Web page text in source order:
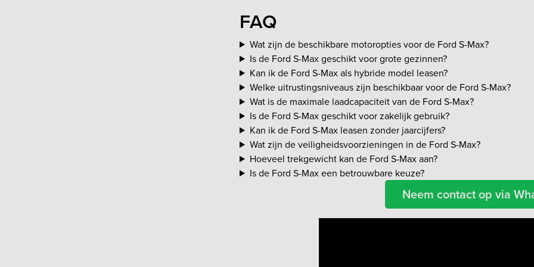
FAQ
Wat zijn de beschikbare motoropties voor de Ford S-Max?
Is de Ford S-Max geschikt voor grote gezinnen?
Kan ik de Ford S-Max als hybride model leasen?
Welke uitrustingsniveaus zijn beschikbaar voor de Ford S-Max?
Wat is de maximale laadcapaciteit van de Ford S-Max?
Is de Ford S-Max geschikt voor zakelijk gebruik?
Kan ik de Ford S-Max leasen zonder jaarcijfers?
Wat zijn de veiligheidsvoorzieningen in de Ford S-Max?
Hoeveel trekgewicht kan de Ford S-Max aan?
Is de Ford S-Max een betrouwbare keuze?
Neem contact op via